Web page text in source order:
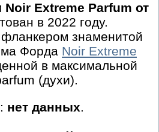
Noir Extreme Parfum от
в 2022 году.
знаменитой
Форда Noir Extreme
в максимальной
(духи).
нет данных.